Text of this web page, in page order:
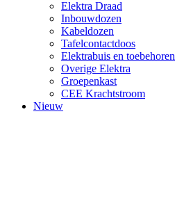
Elektra Draad
Inbouwdozen
Kabeldozen
Tafelcontactdoos
Elektrabuis en toebehoren
Overige Elektra
Groepenkast
CEE Krachtstroom
Nieuw